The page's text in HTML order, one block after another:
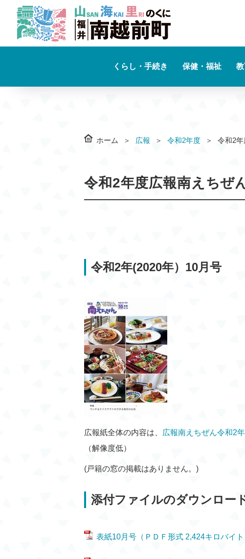
くらし・手続き 保健・福祉
ホーム 広報 令和2年度 令和2
令和2年度広報南えちぜ
令和2年(2020年）10月号
広報紙全体の内容は、 広報南えちぜん令和2
（解像度低）
(戸籍の窓の掲載はありません。)
添付ファイルのダウンロー
表紙10月号（ＰＤＦ形式 2,424キロバイト